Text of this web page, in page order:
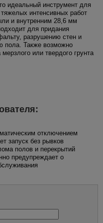
идеальный инструмент для
интенсивных работ
и внутренним 28,6 мм
для придания
разрушению стен и
пола. Также возможно
или твердого грунта
отключением
запуск без рывков
полов и перекрытий
предупреждает о